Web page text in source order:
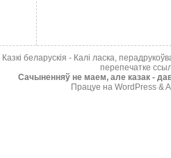
Казкі беларускія - Калі ласка,
перепечатке
Cачыненняў не маем, але казак -
Працуе на WordPress &